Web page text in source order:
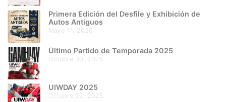
Primera Edición del Desfile y Exhibición de
Autos Antiguos
mayo 11, 2026
Último Partido de Temporada 2025
octubre 30, 2025
UIWDAY 2025
octubre 22, 2025